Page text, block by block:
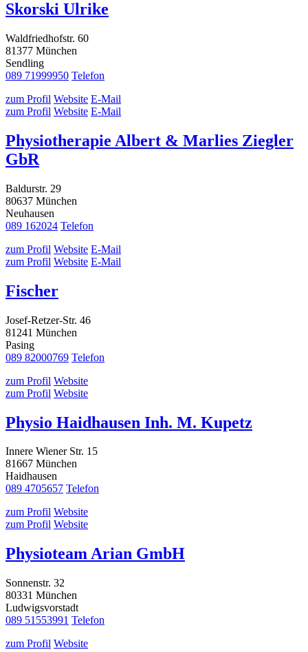
Skorski Ulrike
Waldfriedhofstr. 60
81377 München
Sendling
089 71999950 Telefon
zum Profil Website E-Mail
zum Profil Website E-Mail
Physiotherapie Albert & Marlies Ziegler
GbR
Baldurstr. 29
80637 München
Neuhausen
089 162024 Telefon
zum Profil Website E-Mail
zum Profil Website E-Mail
Fischer
Josef-Retzer-Str. 46
81241 München
Pasing
089 82000769 Telefon
zum Profil Website
zum Profil Website
Physio Haidhausen Inh. M. Kupetz
Innere Wiener Str. 15
81667 München
Haidhausen
089 4705657 Telefon
zum Profil Website
zum Profil Website
Physioteam Arian GmbH
Sonnenstr. 32
80331 München
Ludwigsvorstadt
089 51553991 Telefon
zum Profil Website